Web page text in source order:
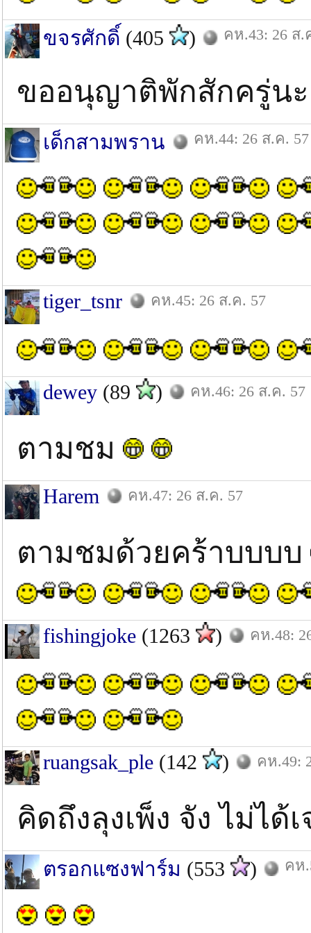
ขจรศักดิ์ (405 ) คห.43: 26 ส.
ขออนุญาติพักสักครู่น
เด็กสามพราน คห.44: 26 ส.ค. 57
tiger_tsnr คห.45: 26 ส.ค. 57
dewey (89 ) คห.46: 26 ส.ค. 57
ตามชม
Harem คห.47: 26 ส.ค. 57
ตามชมด้วยคร้าบบบบ
fishingjoke (1263 ) คห.48:
ruangsak_ple (142 ) คห.49:
คิดถึงลุงเพ็ง จัง ไม่ไ
ตรอกแซงฟาร์ม (553 ) คห